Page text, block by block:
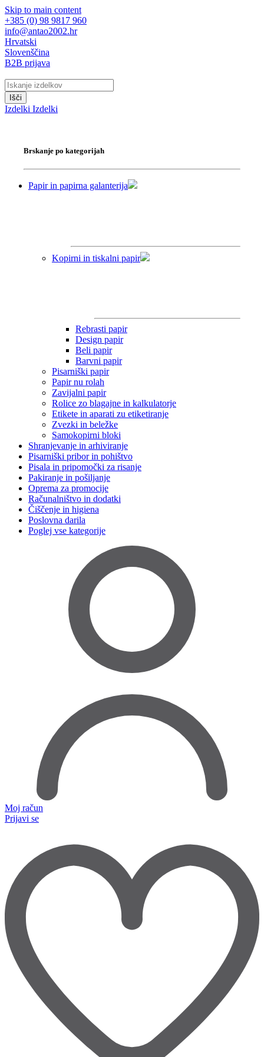
Skip to main content
+385 (0) 98 9817 960
info@antao2002.hr
Hrvatski
Slovenščina
B2B prijava
Išči
Izdelki Izdelki
Brskanje po kategorijah
Papir in papirna galanterija
Kopirni in tiskalni papir
Rebrasti papir
Design papir
Beli papir
Barvni papir
Pisarniški papir
Papir nu rolah
Zavijalni papir
Rolice zo blagajne in kalkulatorje
Etikete in aparati zu etiketiranje
Zvezki in beležke
Samokopirni bloki
Shranjevanje in arhiviranje
Pisarniški pribor in pohištvo
Pisala in pripomočki za risanje
Pakiranje in pošiljanje
Oprema za promocije
Računalništvo in dodatki
Čiščenje in higiena
Poslovna darila
Poglej vse kategorije
Moj račun
Prijavi se